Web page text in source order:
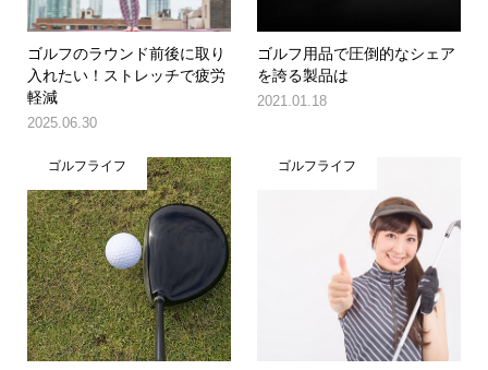
ゴルフのラウンド前後に取り
入れたい！ストレッチで疲労
軽減
2025.06.30
ゴルフ用品で圧倒的なシェア
を誇る製品は
2021.01.18
ゴルフライフ ゴルフライフ